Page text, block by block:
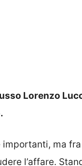
Lorenzo
ma
l’affare.